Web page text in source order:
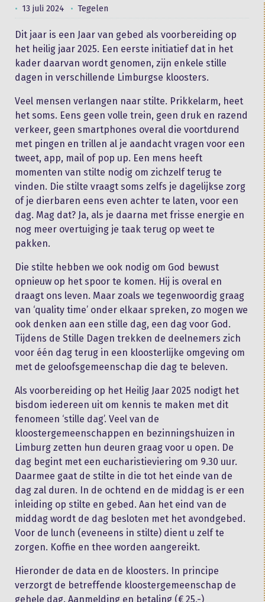
13 juli 2024 Tegelen
Dit jaar is een Jaar van gebed als voorbereiding op
het heilig jaar 2025. Een eerste initiatief dat in het
kader daarvan wordt genomen, zijn enkele stille
dagen in verschillende Limburgse kloosters.
Veel mensen verlangen naar stilte. Prikkelarm, heet
het soms. Eens geen volle trein, geen druk en razend
verkeer, geen smartphones overal die voortdurend
met pingen en trillen al je aandacht vragen voor een
tweet, app, mail of pop up. Een mens heeft
momenten van stilte nodig om zichzelf terug te
vinden. Die stilte vraagt soms zelfs je dagelijkse zorg
of je dierbaren eens even achter te laten, voor een
dag. Mag dat? Ja, als je daarna met frisse energie en
nog meer overtuiging je taak terug op weet te
pakken.
Die stilte hebben we ook nodig om God bewust
opnieuw op het spoor te komen. Hij is overal en
draagt ons leven. Maar zoals we tegenwoordig graag
van ‘quality time’ onder elkaar spreken, zo mogen we
ook denken aan een stille dag, een dag voor God.
Tijdens de Stille Dagen trekken de deelnemers zich
voor één dag terug in een kloosterlijke omgeving om
met de geloofsgemeenschap die dag te beleven.
Als voorbereiding op het Heilig Jaar 2025 nodigt het
bisdom iedereen uit om kennis te maken met dit
fenomeen ‘stille dag’. Veel van de
kloostergemeenschappen en bezinningshuizen in
Limburg zetten hun deuren graag voor u open. De
dag begint met een eucharistieviering om 9.30 uur.
Daarmee gaat de stilte in die tot het einde van de
dag zal duren. In de ochtend en de middag is er een
inleiding op stilte en gebed. Aan het eind van de
middag wordt de dag besloten met het avondgebed.
Voor de lunch (eveneens in stilte) dient u zelf te
zorgen. Koffie en thee worden aangereikt.
Hieronder de data en de kloosters. In principe
verzorgt de betreffende kloostergemeenschap de
gehele dag. Aanmelding en betaling (€ 25,-)